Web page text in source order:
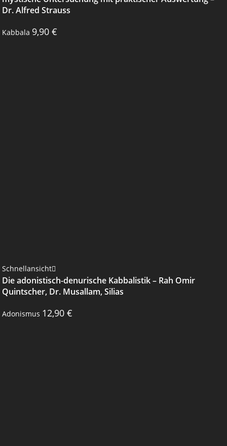
Dr. Alfred Strauss
Kabbala 9,90 €
Schnellansicht
Die adonistisch-denurische Kabbalistik – Rah Omir
Quintscher, Dr. Musallam, Silias
Adonismus 12,90 €